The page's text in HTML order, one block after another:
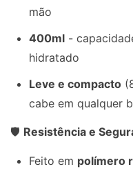
mão
400ml -
hidratado
Leve e compacto
cabe em qualquer
🛡️ Resistência e
Feito em polímero